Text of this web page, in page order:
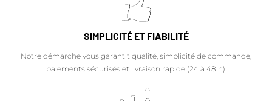
SIMPLICITÉ ET FIABILITÉ
Notre démarche vous garantit qualité, simplicité de commande,
paiements sécurisés et livraison rapide (24 à 48 h).